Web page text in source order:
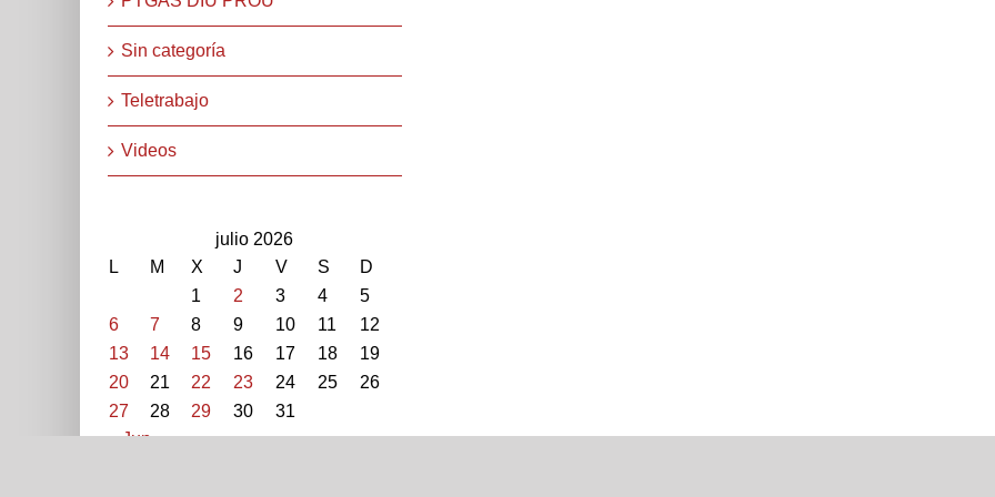
Sin categoría
Teletrabajo
Videos
julio 2026
L
M X J V S
D
1
2 3 4
5
6
7 8 9 10 11
12
13
14 15 16 17 18
19
20
21 22 23 24 25
26
27
28 29 30
31
« Jun
STEPV-Iv Universitat Politècnica de València. Cami de Vera s/n, Edifici 4G Planta Baixa. València. Telèfon